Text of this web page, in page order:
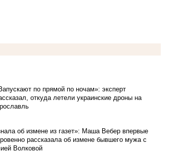
по прямой по ночам»: эксперт
откуда летели украинские дроны на
об измене из газет»: Маша Вебер впервые
рассказала об измене бывшего мужа с
Волковой